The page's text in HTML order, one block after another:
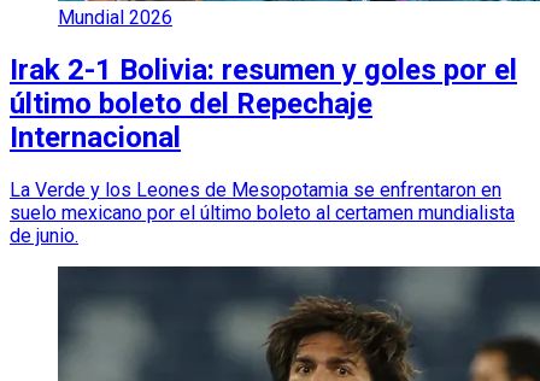
Mundial 2026
Irak 2-1 Bolivia: resumen y goles por el
último boleto del Repechaje
Internacional
La Verde y los Leones de Mesopotamia se enfrentaron en
suelo mexicano por el último boleto al certamen mundialista
de junio.